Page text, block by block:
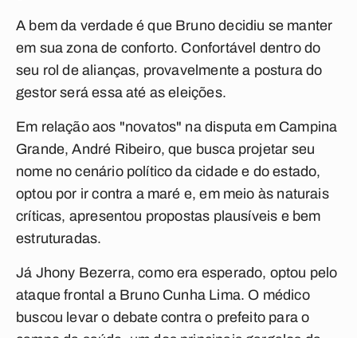
A bem da verdade é que Bruno decidiu se manter
em sua zona de conforto. Confortável dentro do
seu rol de alianças, provavelmente a postura do
gestor será essa até as eleições.
Em relação aos "novatos" na disputa em Campina
Grande, André Ribeiro, que busca projetar seu
nome no cenário político da cidade e do estado,
optou por ir contra a maré e, em meio às naturais
críticas, apresentou propostas plausíveis e bem
estruturadas.
Já Jhony Bezerra, como era esperado, optou pelo
ataque frontal a Bruno Cunha Lima. O médico
buscou levar o debate contra o prefeito para o